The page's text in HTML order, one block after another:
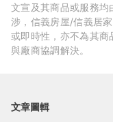
文宣及其商品或服務
涉，信義房屋/信義居
或即時性，亦不為其
與廠商協調解決。
文章圖輯